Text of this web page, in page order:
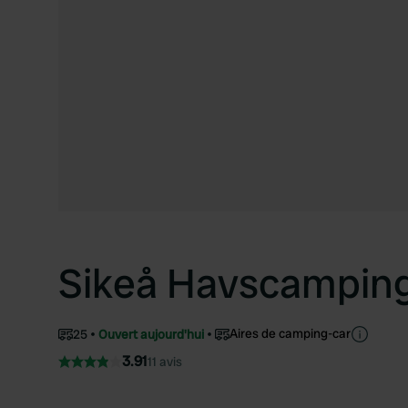
Sikeå
25 Ouvert aujourd'hui Aires de camping-car
3.9111 avis